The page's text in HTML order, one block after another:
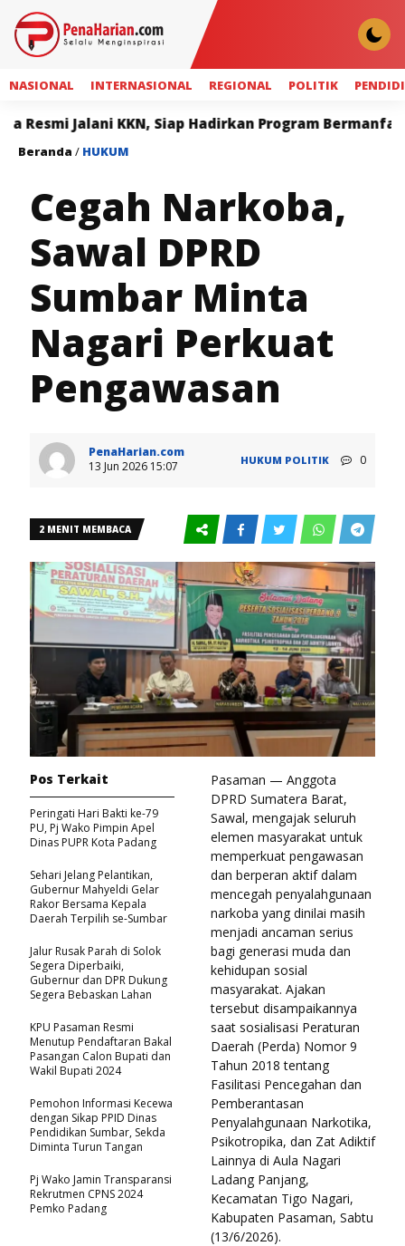
NASIONAL INTERNASIONAL REGIONAL POLITIK
KKN, Siap Hadirkan Program Bermanfaat bagi
Beranda / HUKUM
Cegah Narkoba,
Sawal DPRD
Sumbar Minta
Nagari Perkuat
Pengawasan
PenaHarian.com
13 Jun 2026 15:07
HUKUM POLITIK 0
2 MENIT MEMBACA
Pasaman — Anggota
DPRD Sumatera Barat,
Sawal, mengajak seluruh
elemen masyarakat untuk
memperkuat pengawasan
dan berperan aktif dalam
mencegah penyalahgunaan
narkoba yang dinilai masih
menjadi ancaman serius
bagi generasi muda dan
kehidupan sosial
masyarakat. Ajakan
tersebut disampaikannya
saat sosialisasi Peraturan
Daerah (Perda) Nomor 9
Tahun 2018 tentang
Fasilitasi Pencegahan dan
Pemberantasan
Penyalahgunaan Narkotika,
Psikotropika, dan Zat Adiktif
Lainnya di Aula Nagari
Ladang Panjang,
Kecamatan Tigo Nagari,
Kabupaten Pasaman, Sabtu
(13/6/2026).
Pos Terkait
Peringati Hari Bakti ke-79
PU, Pj Wako Pimpin Apel
Dinas PUPR Kota Padang
Sehari Jelang Pelantikan,
Gubernur Mahyeldi Gelar
Rakor Bersama Kepala
Daerah Terpilih se-Sumbar
Jalur Rusak Parah di Solok
Segera Diperbaiki,
Gubernur dan DPR Dukung
Segera Bebaskan Lahan
KPU Pasaman Resmi
Menutup Pendaftaran Bakal
Pasangan Calon Bupati dan
Wakil Bupati 2024
Pemohon Informasi Kecewa
dengan Sikap PPID Dinas
Pendidikan Sumbar, Sekda
Diminta Turun Tangan
Pj Wako Jamin Transparansi
Rekrutmen CPNS 2024
Pemko Padang